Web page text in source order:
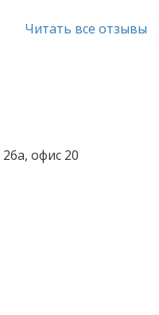
Читать все отзывы
офис 20